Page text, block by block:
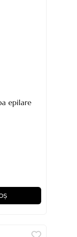
epilare